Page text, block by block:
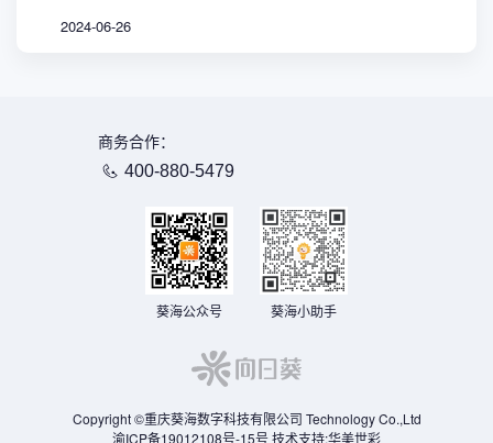
2024-06-26
商务合作：
400-880-5479
葵海公众号 葵海小助手
Copyright ©重庆葵海数字科技有限公司 Technology Co.,Ltd
渝ICP备19012108号-15号技术支持:华美世彩